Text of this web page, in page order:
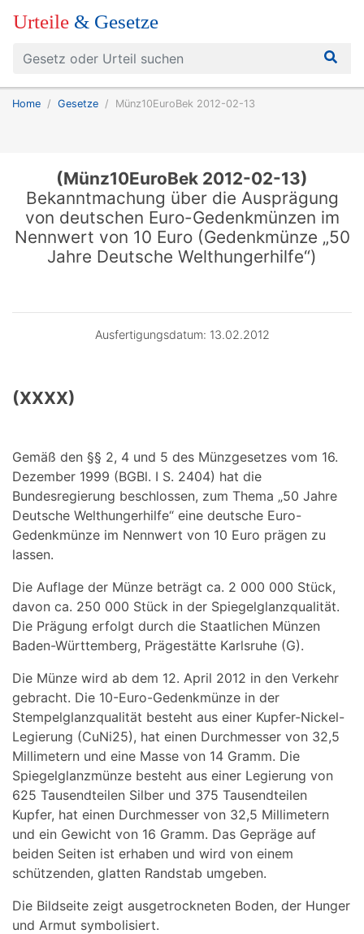
Urteile & Gesetze
Home Gesetze Münz10EuroBek 2012-02-13
(Münz10EuroBek 2012-02-13)
Bekanntmachung über die Ausprägung
von deutschen Euro-Gedenkmünzen im
Nennwert von 10 Euro (Gedenkmünze „50
Jahre Deutsche Welthungerhilfe“)
Ausfertigungsdatum: 13.02.2012
(XXXX)
Gemäß den §§ 2, 4 und 5 des Münzgesetzes vom 16.
Dezember 1999 (BGBl. I S. 2404) hat die
Bundesregierung beschlossen, zum Thema „50 Jahre
Deutsche Welthungerhilfe“ eine deutsche Euro-
Gedenkmünze im Nennwert von 10 Euro prägen zu
lassen.
Die Auflage der Münze beträgt ca. 2 000 000 Stück,
davon ca. 250 000 Stück in der Spiegelglanzqualität.
Die Prägung erfolgt durch die Staatlichen Münzen
Baden-Württemberg, Prägestätte Karlsruhe (G).
Die Münze wird ab dem 12. April 2012 in den Verkehr
gebracht. Die 10-Euro-Gedenkmünze in der
Stempelglanzqualität besteht aus einer Kupfer-Nickel-
Legierung (CuNi25), hat einen Durchmesser von 32,5
Millimetern und eine Masse von 14 Gramm. Die
Spiegelglanzmünze besteht aus einer Legierung von
625 Tausendteilen Silber und 375 Tausendteilen
Kupfer, hat einen Durchmesser von 32,5 Millimetern
und ein Gewicht von 16 Gramm. Das Gepräge auf
beiden Seiten ist erhaben und wird von einem
schützenden, glatten Randstab umgeben.
Die Bildseite zeigt ausgetrockneten Boden, der Hunger
und Armut symbolisiert.